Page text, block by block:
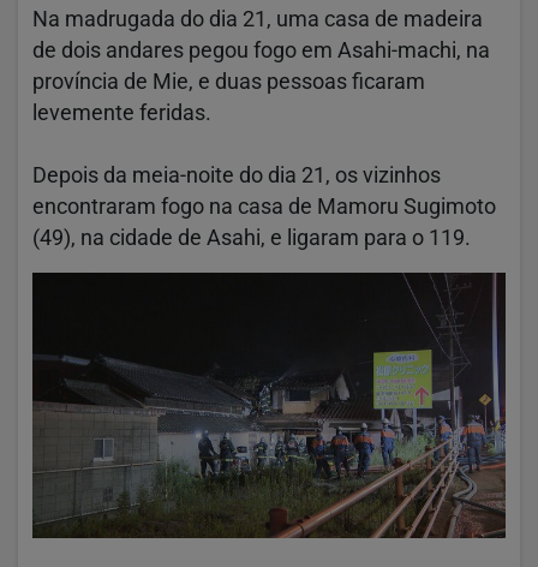
Na madrugada do dia 21, uma casa de madeira
de dois andares pegou fogo em Asahi-machi, na
província de Mie, e duas pessoas ficaram
levemente feridas.
Depois da meia-noite do dia 21, os vizinhos
encontraram fogo na casa de Mamoru Sugimoto
(49), na cidade de Asahi, e ligaram para o 119.